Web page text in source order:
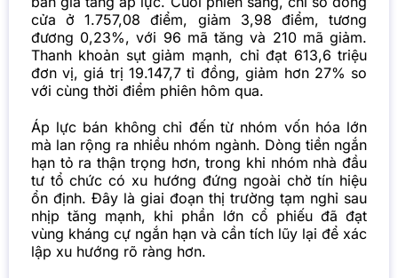
cửa ở 1.757,08 điểm, giảm 3,98 điểm, tương
đương 0,23%, với 96 mã tăng và 210 mã giảm.
Thanh khoản sụt giảm mạnh, chỉ đạt 613,6 triệu
đơn vị, giá trị 19.147,7 tỉ đồng, giảm hơn 27% so
với cùng thời điểm phiên hôm qua.
Áp lực bán không chỉ đến từ nhóm vốn hóa lớn
mà lan rộng ra nhiều nhóm ngành. Dòng tiền ngắn
hạn tỏ ra thận trọng hơn, trong khi nhóm nhà đầu
tư tổ chức có xu hướng đứng ngoài chờ tín hiệu
ổn định. Đây là giai đoạn thị trường tạm nghỉ sau
nhịp tăng mạnh, khi phần lớn cổ phiếu đã đạt
vùng kháng cự ngắn hạn và cần tích lũy lại để xác
lập xu hướng rõ ràng hơn.